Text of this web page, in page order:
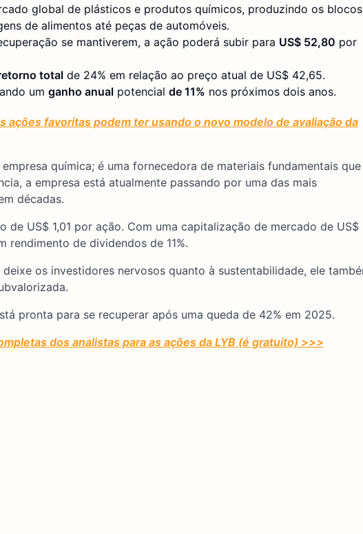
global de plásticos e produtos químicos, produzindo os
de alimentos até peças de automóveis.
se mantiverem, a ação poderá subir para US$ 52,80 por
total de 24% em relação ao preço atual de US$ 42,65.
um ganho anual potencial de 11% nos próximos dois anos.
ações favoritas podem ter usando o novo modelo de avaliação da
química; é uma fornecedora de materiais fundamentais que
a empresa está atualmente passando por uma das mais
décadas.
US$ 1,01 por ação. Com uma capitalização de mercado de US$
rendimento de dividendos de 11%.
os investidores nervosos quanto à sustentabilidade, ele
pronta para se recuperar após uma queda de 42% em 2025.
dos analistas para as ações da LYB (é gratuito) >>>